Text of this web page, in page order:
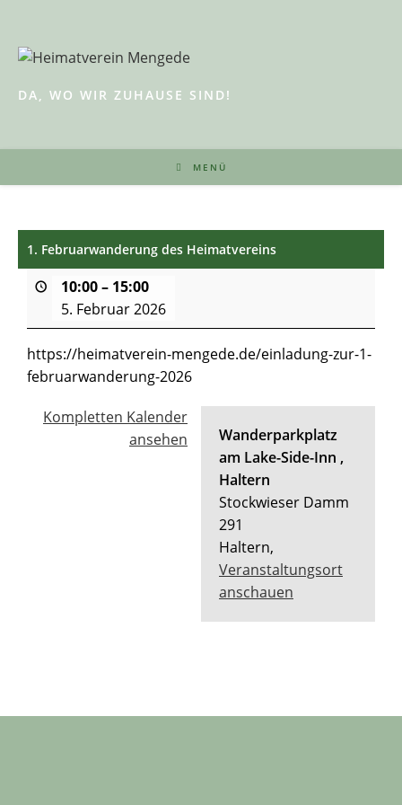
springen
DA, WO WIR ZUHAUSE SIND!
MENÜ
1. Februarwanderung des Heimatvereins
10:00– 15:00
5. Februar 2026
https://heimatverein-mengede.de/einladung-zur-1-
februarwanderung-2026
Wanderparkplatz
am Lake-Side-Inn ,
Haltern
Stockwieser Damm
291
Haltern,
Veranstaltungsort
anschauen
Kompletten Kalender
ansehen